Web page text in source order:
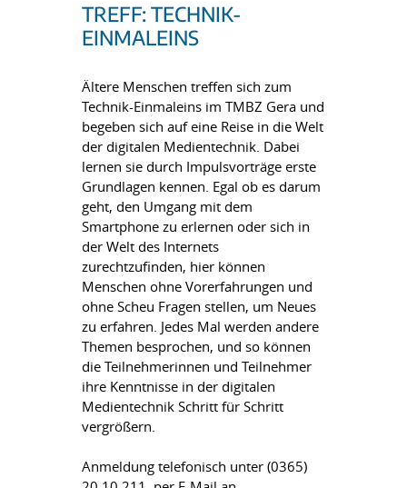
TREFF: TECHNIK-
EINMALEINS
Ältere Menschen treffen sich zum
Technik-Einmaleins im TMBZ Gera und
begeben sich auf eine Reise in die Welt
der digitalen Medientechnik. Dabei
lernen sie durch Impulsvorträge erste
Grundlagen kennen. Egal ob es darum
geht, den Umgang mit dem
Smartphone zu erlernen oder sich in
der Welt des Internets
zurechtzufinden, hier können
Menschen ohne Vorerfahrungen und
ohne Scheu Fragen stellen, um Neues
zu erfahren. Jedes Mal werden andere
Themen besprochen, und so können
die Teilnehmerinnen und Teilnehmer
ihre Kenntnisse in der digitalen
Medientechnik Schritt für Schritt
vergrößern.
Anmeldung telefonisch unter (0365)